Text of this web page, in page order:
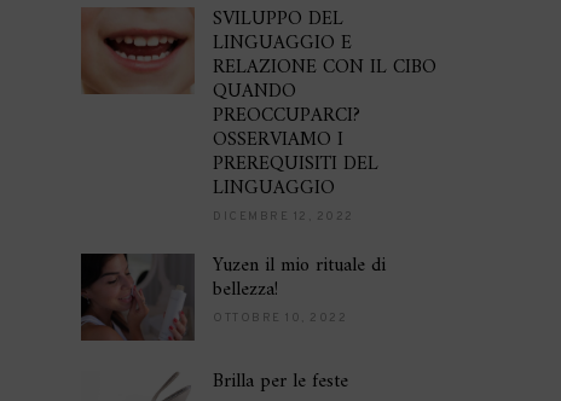
SVILUPPO DEL
LINGUAGGIO E
RELAZIONE CON IL CIBO
QUANDO
PREOCCUPARCI?
OSSERVIAMO I
PREREQUISITI DEL
LINGUAGGIO
DICEMBRE 12, 2022
Yuzen il mio rituale di
bellezza!
OTTOBRE 10, 2022
Brilla per le feste